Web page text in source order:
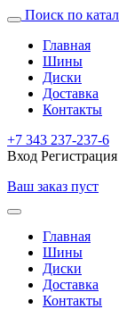
Поиск по
Главная
Шины
Диски
Доставка
Контакты
+7 343 237-237-6
Вход Регистрация
Ваш заказ пуст
Главная
Шины
Диски
Доставка
Контакты